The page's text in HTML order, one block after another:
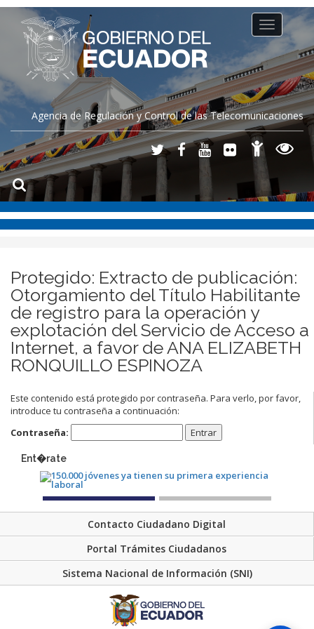
Agencia de Regulación y Control de las Telecomunicaciones
Toggle
navigation
Protegido: Extracto de publicación:
Otorgamiento del Título Habilitante
de registro para la operación y
explotación del Servicio de Acceso a
Internet, a favor de ANA ELIZABETH
RONQUILLO ESPINOZA
Este contenido está protegido por contraseña. Para verlo, por favor,
introduce tu contraseña a continuación:
Contraseña:
Ent�rate
Contacto Ciudadano Digital
Portal Trámites Ciudadanos
Sistema Nacional de Información (SNI)